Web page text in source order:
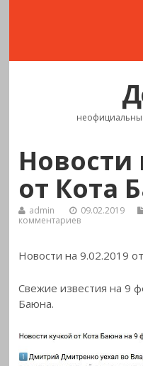
Новости
от Кота
admin 09.02.2019
комментариев
Новости на 9.02.2019
Свежие известия на 9
Баюна.